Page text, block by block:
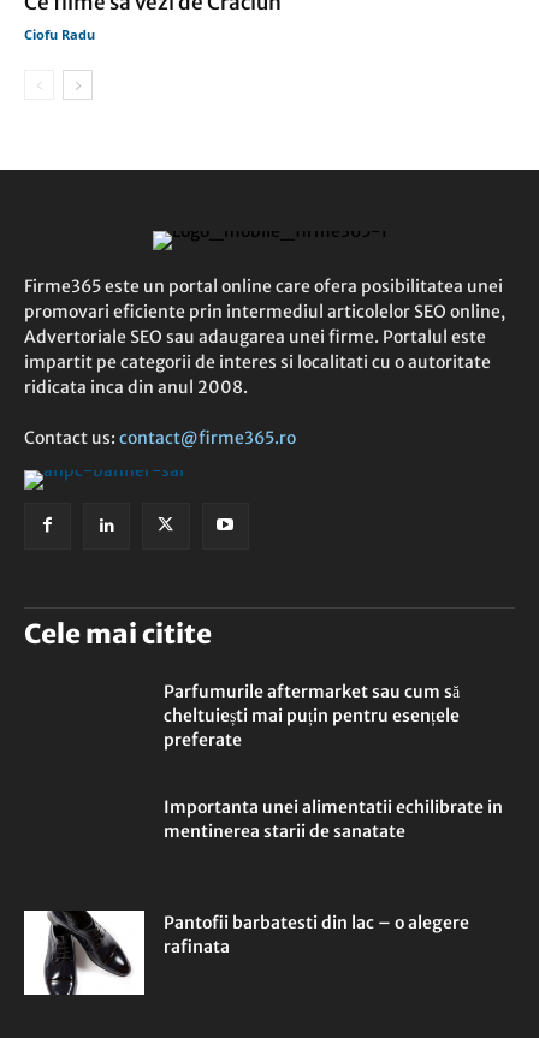
Ciofu Radu
Firme365 este un portal online care ofera posibilitatea unei
promovari eficiente prin intermediul articolelor SEO online,
Advertoriale SEO sau adaugarea unei firme. Portalul este
impartit pe categorii de interes si localitati cu o autoritate
ridicata inca din anul 2008.
Contact us: contact@firme365.ro
Cele mai citite
Parfumurile aftermarket sau cum să
cheltuiești mai puțin pentru esențele
preferate
Importanta unei alimentatii echilibrate in
mentinerea starii de sanatate
Pantofii barbatesti din lac – o alegere
rafinata